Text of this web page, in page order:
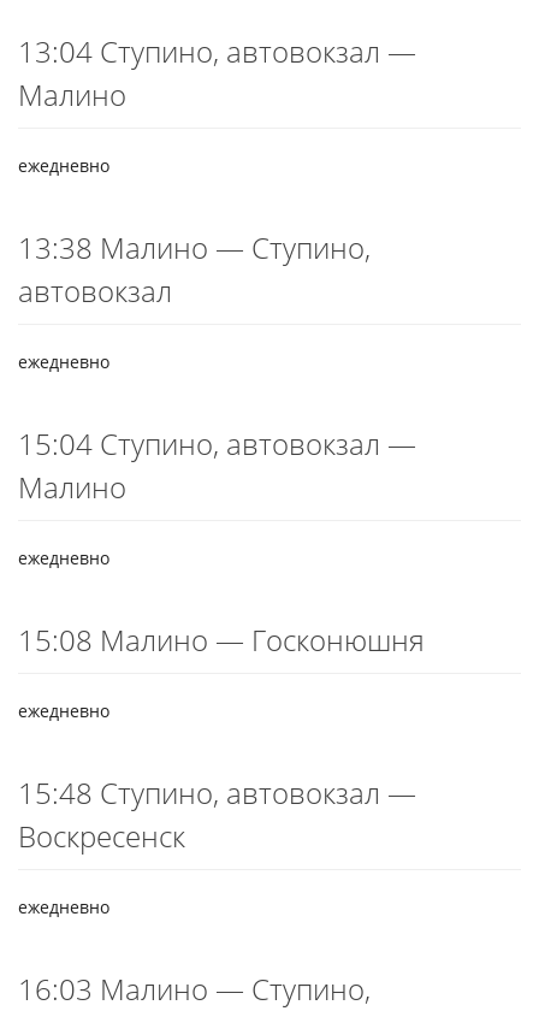
13:04 Ступино, автовокзал —
Малино
ежедневно
13:38 Малино — Ступино,
автовокзал
ежедневно
15:04 Ступино, автовокзал —
Малино
ежедневно
15:08 Малино — Госконюшня
ежедневно
15:48 Ступино, автовокзал —
Воскресенск
ежедневно
16:03 Малино — Ступино,